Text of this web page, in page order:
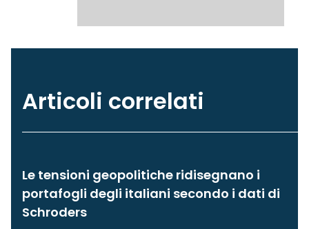
Articoli correlati
Le tensioni geopolitiche ridisegnano i
portafogli degli italiani secondo i dati di
Schroders